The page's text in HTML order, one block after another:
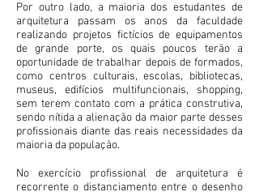
Por outro lado, a maioria dos estudantes de
arquitetura passam os anos da faculdade
realizando projetos fictícios de equipamentos
de grande porte, os quais poucos terão a
oportunidade de trabalhar depois de formados,
como centros culturais, escolas, bibliotecas,
museus, edifícios multifuncionais, shopping,
sem terem contato com a prática construtiva,
sendo nítida a alienação da maior parte desses
profissionais diante das reais necessidades da
maioria da população.
No exercício profissional de arquitetura é
recorrente o distanciamento entre o desenho